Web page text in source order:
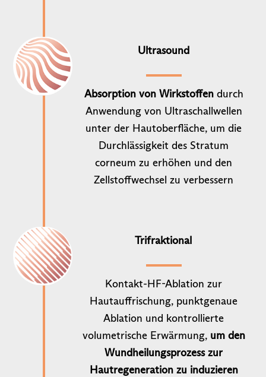
Ultrasound
Absorption von Wirkstoffendurch
Anwendung von Ultraschallwellen
unter der Hautoberfläche, um die
Durchlässigkeit des Stratum
corneum zu erhöhen und den
Zellstoffwechsel zu verbessern
Trifraktional
Kontakt-HF-Ablation zur
Hautauffrischung, punktgenaue
Ablation und kontrollierte
volumetrische Erwärmung, um den
Wundheilungsprozess zur
Hautregeneration zu induzieren